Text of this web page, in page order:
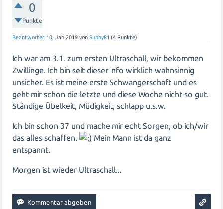
0
Punkte
Beantwortet 10, Jan 2019 von Sunny81 (4 Punkte)
Ich war am 3.1. zum ersten Ultraschall, wir bekommen
Zwillinge. Ich bin seit dieser info wirklich wahnsinnig
unsicher. Es ist meine erste Schwangerschaft und es
geht mir schon die letzte und diese Woche nicht so gut.
Ständige Übelkeit, Müdigkeit, schlapp u.s.w.
Ich bin schon 37 und mache mir echt Sorgen, ob ich/wir
das alles schaffen.
Mein Mann ist da ganz
entspannt.
Morgen ist wieder Ultraschall...